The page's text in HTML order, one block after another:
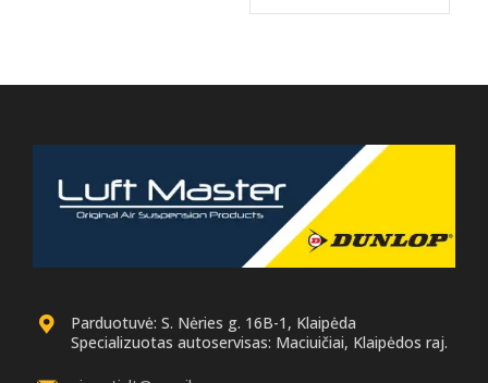
Parduotuvė: S. Nėries g. 16B-1, Klaipėda
Specializuotas autoservisas: Maciuičiai, Klaipėdos raj.